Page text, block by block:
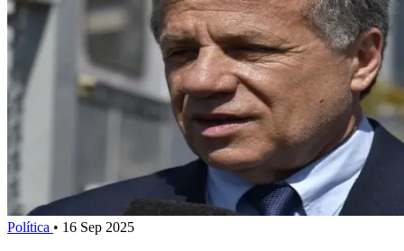
Política • 16 Sep 2025